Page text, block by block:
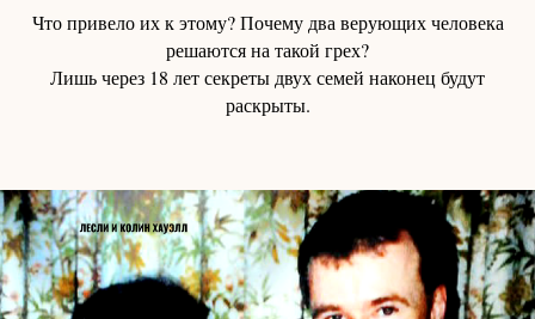
Что привело их к этому? Почему два верующих человека
решаются на такой грех?
Лишь через 18 лет секреты двух семей наконец будут
раскрыты.